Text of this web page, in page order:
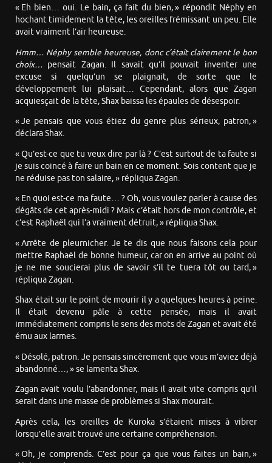
« Eh bien… oui. Le bain, ça fait du bien, » répondit Néphy en
hochant timidement la tête, les oreilles frémissant un peu. Elle
avait vraiment l’air heureuse.
Hmm… Néphy semble heureuse, donc c’était clairement le bon
choix… pensait Zagan. Il savait qu’il pouvait inventer une
excuse si quelqu’un se plaignait, de sorte que le
développement lui plaisait… Cependant, alors que Zagan
acquiesçait de la tête, Shax baissa les épaules de désespoir.
« Je pensais que vous étiez du genre plus sérieux, patron, »
déclara Shax.
« Qu’est-ce que tu veux dire par là ? C’est surtout de ta faute si
je suis coincé à faire un bain en ce moment. Sois content que je
ne réduise pas ton salaire, » répliqua Zagan.
« En quoi est-ce ma faute… ? Oh, vous voulez parler à cause des
dégâts de cet après-midi ? Mais c’était hors de mon contrôle, et
c’est Raphaël qui l’a vraiment détruit, » répliqua Shax.
« Arrête de pleurnicher. Je te dis que nous faisons cela pour
mettre Raphaël de bonne humeur, car on en arrive au point où
je ne me soucierai plus de savoir s’il te tuera tôt ou tard, »
répliqua Zagan.
Shax était sur le point de mourir il y a quelques heures à peine.
Il était devenu pâle à cette pensée, mais il avait
immédiatement compris le sens des mots de Zagan et avait été
ému aux larmes.
« Désolé, patron. Je pensais sincèrement que vous m’aviez déjà
abandonné…, » se lamenta Shax.
Zagan avait voulu l’abandonner, mais il avait vite compris qu’il
serait dans une masse de problèmes si Shax mourait.
Après cela, les oreilles de Kuroka s’étaient mises à vibrer
lorsqu’elle avait trouvé une certaine compréhension.
« Oh, je comprends. C’est pour ça que vous faites un bain, »